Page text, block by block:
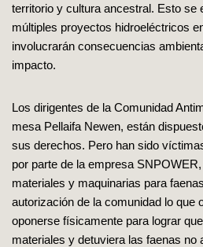
territorio y cultura ancestral. Esto se
múltiples proyectos hidroeléctricos
involucrarán consecuencias
impacto.
Los dirigentes de la Comunidad
mesa Pellaifa Newen, están
sus derechos. Pero han sido
por parte de la empresa
materiales y maquinarias para
autorización de la comunidad lo que
oponerse físicamente para lograr
materiales y detuviera las faenas no